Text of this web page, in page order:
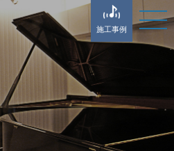
施工事例